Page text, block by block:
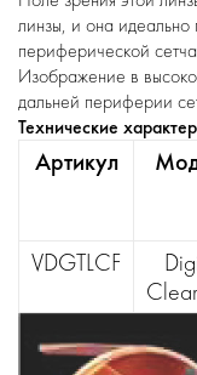
линзы, и она идеально
периферической
Изображение в
дальней периферии
Технические
Артикул
VDGTLCF